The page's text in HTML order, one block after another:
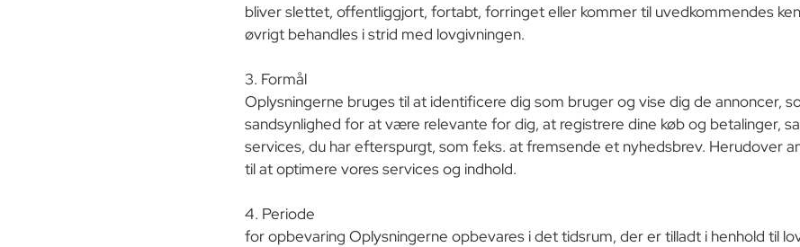
bliver slettet, offentliggjort, fortabt, forringet eller kommer til uvedkommendes
øvrigt behandles i strid med lovgivningen.
3. Formål
Oplysningerne bruges til at identificere dig som bruger og vise dig de annoncer,
sandsynlighed for at være relevante for dig, at registrere dine køb og betalinger,
services, du har efterspurgt, som f.eks. at fremsende et nyhedsbrev. Herudover
til at optimere vores services og indhold.
4. Periode
for opbevaring Oplysningerne opbevares i det tidsrum, der er tilladt i henhold til